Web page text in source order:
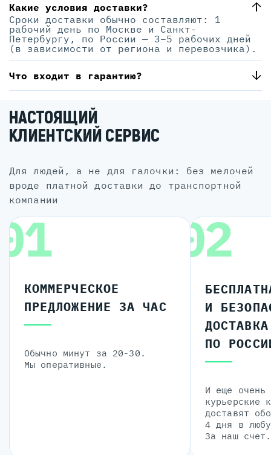
Какие условия доставки?
Сроки доставки обычно составляют: 1
рабочий день по Москве и Санкт-
Петербургу, по России — 3–5 рабочих дней
(в зависимости от региона и перевозчика).
Что входит в гарантию?
НАСТОЯЩИЙ
КЛИЕНТСКИЙ СЕРВИС
для людей, а не для галочки: без мелочей
вроде платной доставки до транспортной
компании
КОММЕРЧЕСКОЕ
ПРЕДЛОЖЕНИЕ ЗА ЧАС
Обычно минут за 20-30.
Мы оперативные.
02
И
ДОСТАВКА
ПО
И еще очень
курьерские
доставят
4 дня в
За наш счет.